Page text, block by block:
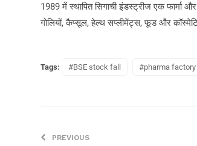
1989 में स्थापित सिगाची इंडस्ट्रीज एक फार्मा
गोलियों, कैप्सूल, हेल्थ सप्लीमेंट्स, फूड और
Tags: #BSE stock fall #pharma
PREVIOUS